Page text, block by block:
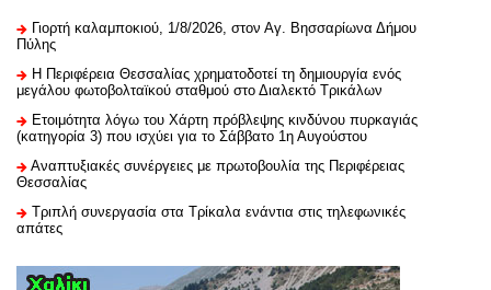
Γιορτή καλαμποκιού, 1/8/2026, στον Αγ. Βησσαρίωνα Δήμου
Πύλης
H Περιφέρεια Θεσσαλίας χρηματοδοτεί τη δημιουργία ενός
μεγάλου φωτοβολταϊκού σταθμού στο Διαλεκτό Τρικάλων
Ετοιμότητα λόγω του Χάρτη πρόβλεψης κινδύνου πυρκαγιάς
(κατηγορία 3) που ισχύει για το Σάββατο 1η Αυγούστου
Αναπτυξιακές συνέργειες με πρωτοβουλία της Περιφέρειας
Θεσσαλίας
Τριπλή συνεργασία στα Τρίκαλα ενάντια στις τηλεφωνικές
απάτες